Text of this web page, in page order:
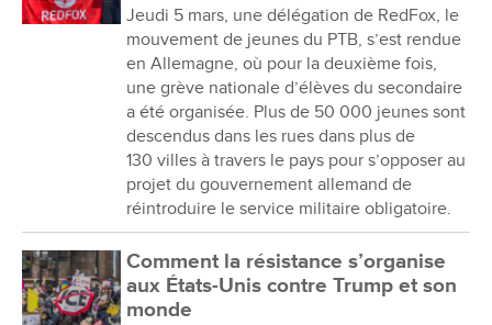
Jeudi 5 mars, une délégation de RedFox, le
mouvement de jeunes du PTB, s’est rendue
en Allemagne, où pour la deuxième fois,
une grève nationale d’élèves du secondaire
a été organisée. Plus de 50 000 jeunes sont
descendus dans les rues dans plus de
130 villes à travers le pays pour s’opposer au
projet du gouvernement allemand de
réintroduire le service militaire obligatoire.
Comment la résistance s’organise
aux États-Unis contre Trump et son
monde